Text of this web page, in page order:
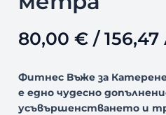
80,00 €/ 156,47
Фитнес Въже за
е едно чудесно
усъвършенстването и